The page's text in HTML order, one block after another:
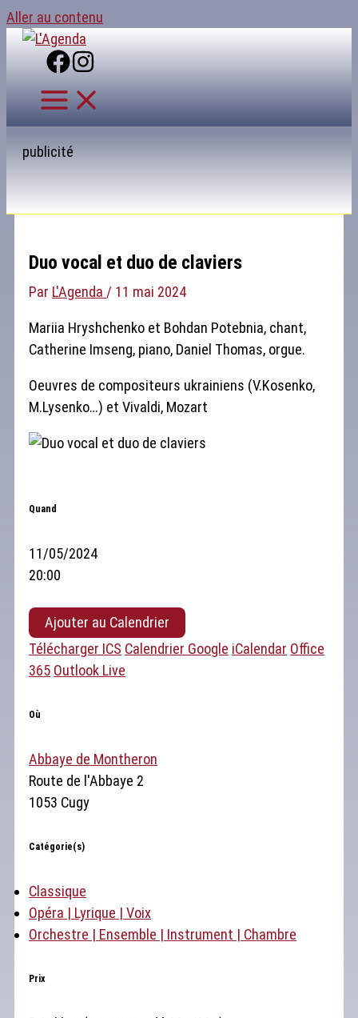
Aller au contenu
publicité
Duo vocal et duo de claviers
Par L'Agenda / 11 mai 2024
Mariia Hryshchenko et Bohdan Potebnia, chant,
Catherine Imseng, piano, Daniel Thomas, orgue.
Oeuvres de compositeurs ukrainiens (V.Kosenko,
M.Lysenko…) et Vivaldi, Mozart
Quand
11/05/2024
20:00
Ajouter au Calendrier
Télécharger ICS Calendrier Google iCalendar Office
365 Outlook Live
Où
Abbaye de Montheron
Route de l'Abbaye 2
1053 Cugy
Catégorie(s)
Classique
Opéra | Lyrique | Voix
Orchestre | Ensemble | Instrument | Chambre
Prix